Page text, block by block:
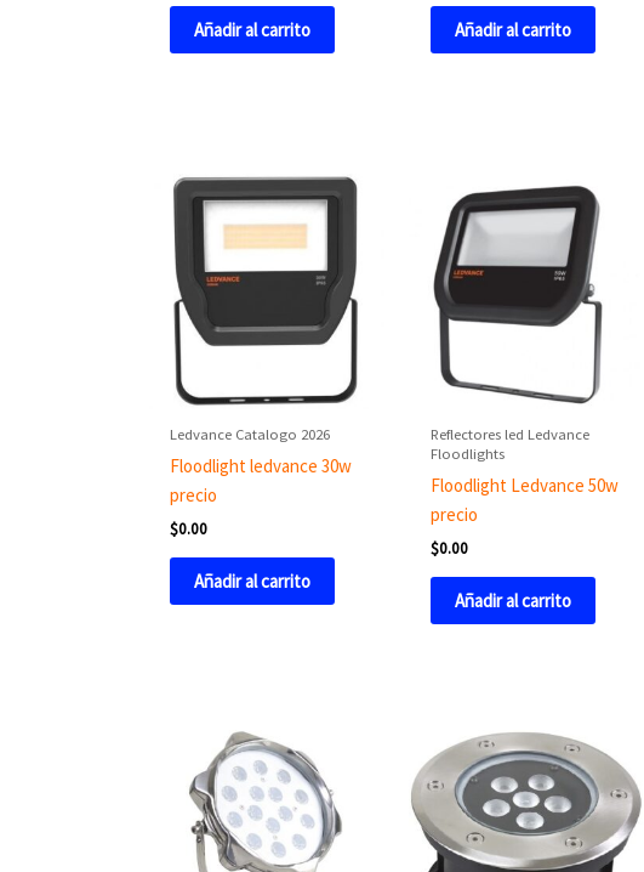
Añadir al carrito Añadir al carrito
Ledvance Catalogo 2026
Floodlight ledvance 30w
precio
$0.00
Añadir al carrito
Reflectores led Ledvance
Floodlights
Floodlight Ledvance 50w
precio
$0.00
Añadir al carrito